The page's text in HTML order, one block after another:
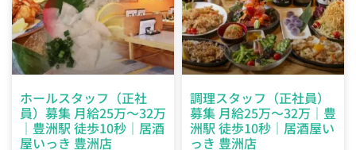
ホールスタッフ（正社
員）募集 月給25万～32万
｜豊洲駅 徒歩10秒｜居酒
屋いっき 豊洲店
調理スタッフ（正社員）
募集 月給25万～32万｜豊
洲駅 徒歩10秒｜居酒屋い
っき 豊洲店